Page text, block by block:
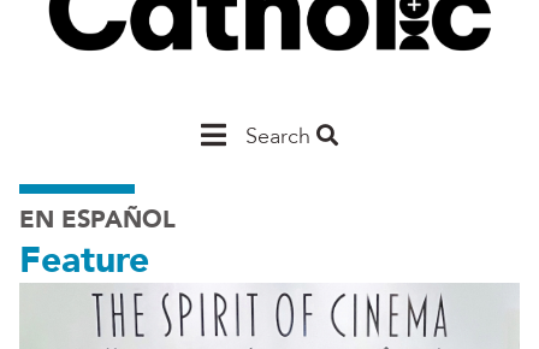
MainSearch
EN ESPAÑOL
Feature